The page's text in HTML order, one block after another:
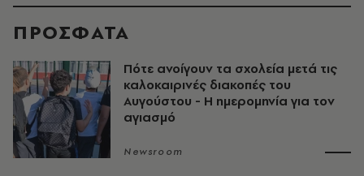
ΠΡΟΣΦΑΤΑ
Πότε ανοίγουν τα σχολεία μετά τις
καλοκαιρινές διακοπές του
Αυγούστου - Η ημερομηνία για τον
αγιασμό
Newsroom